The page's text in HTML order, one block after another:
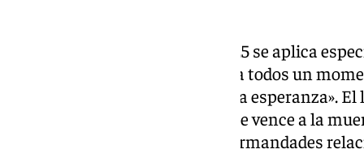
El Vía Crucis Penitencial de 2025 se aplica
Jubileo 2025, que pueda ser para todos un
personal con Jesucristo, nuestra esperanza».
para este rezo es «Esperanza que vence a la
participación a las cruces de hermandades